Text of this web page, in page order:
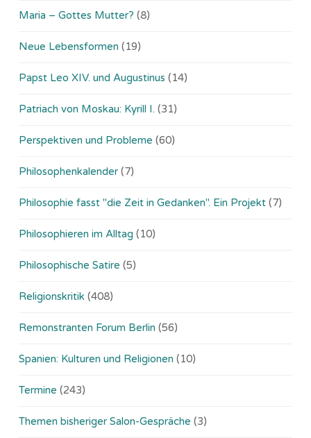
Maria – Gottes Mutter? (8)
Neue Lebensformen (19)
Papst Leo XIV. und Augustinus (14)
Patriach von Moskau: Kyrill I. (31)
Perspektiven und Probleme (60)
Philosophenkalender (7)
Philosophie fasst "die Zeit in Gedanken". Ein Projekt (7)
Philosophieren im Alltag (10)
Philosophische Satire (5)
Religionskritik (408)
Remonstranten Forum Berlin (56)
Spanien: Kulturen und Religionen (10)
Termine (243)
Themen bisheriger Salon-Gespräche (3)